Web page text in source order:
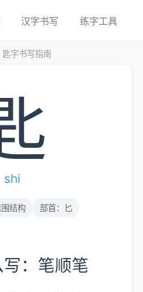
汉字书写 练字工具
匙字书写指南
shi
结构 部首：匕
：笔顺笔